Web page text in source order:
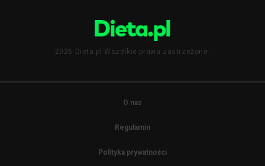
2026 Dieta.pl Wszelkie prawa zastrzeżone.
O nas
Regulamin
Polityka prywatności